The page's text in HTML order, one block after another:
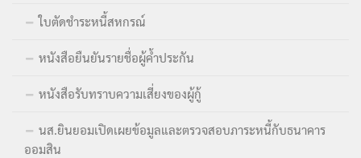
ใบตัดชำระหนี้สหกรณ์
หนังสือยืนยันรายชื่อผู้ค้ำประกัน
หนังสือรับทราบความเสี่ยงของผู้กู้
นส.ยินยอมเปิดเผยข้อมูลและตรวจสอบภาระหนี้กับธนาคาร
ออมสิน